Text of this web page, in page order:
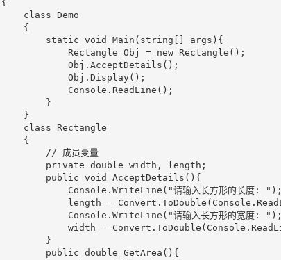
{
    class Demo
    {
        static void Main(string[] args){
            Rectangle Obj = new Rectangle();
            Obj.AcceptDetails();
            Obj.Display();
            Console.ReadLine();
        }
    }
    class Rectangle
    {
        // 成员变量
        private double width, length;
        public void AcceptDetails(){
            Console.WriteLine("请输入长方形的长度: ");
length =
            Console.WriteLine("请输入长方形的宽度: ");
width =
        }
        public double GetArea(){